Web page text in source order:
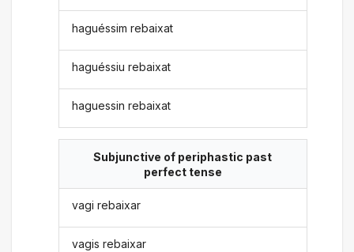
haguéssim rebaixat
haguéssiu rebaixat
haguessin rebaixat
Subjunctive of periphastic past
perfect tense
vagi rebaixar
vagis rebaixar